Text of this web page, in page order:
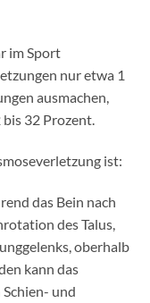
im Sport
nur etwa 1
ausmachen,
32 Prozent.
ist:
das Bein nach
des Talus,
oberhalb
kann das
und